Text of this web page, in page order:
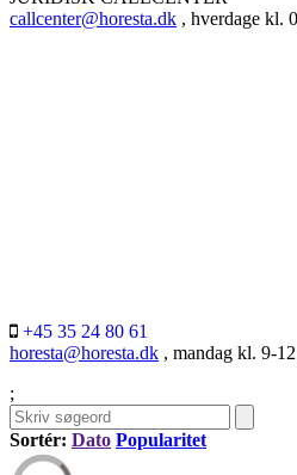
callcenter@horesta.dk , hverdage kl.
+45 35 24 80 61
horesta@horesta.dk , mandag kl. 9-
;
Sortér: Dato Popularitet